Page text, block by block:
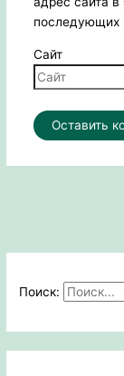
последующих
Сайт
Поиск: